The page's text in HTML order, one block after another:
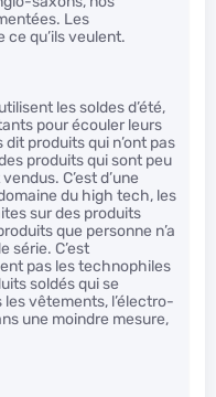
Les
qu’ils veulent.
les soldes d’été,
pour écouler leurs
produits qui n’ont pas
produits qui sont peu
C’est d’une
du high tech, les
sur des produits
que personne n’a
série. C’est
pas les technophiles
soldés qui se
vêtements, l’électro-
une moindre mesure,